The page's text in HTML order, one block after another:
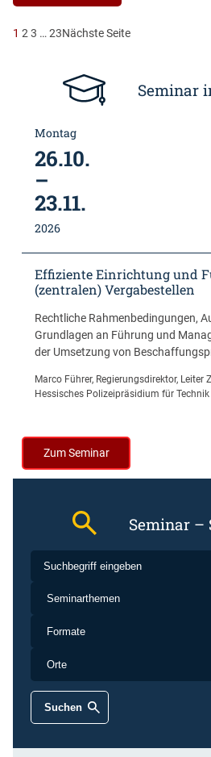
Erfolgreiche
Zweistufiger
1 2 3 … 23Nächste Seite
Seminar
Montag
26.10.
–
23.11.
2026
Effiziente Einrichtung und
(zentralen) Vergabestellen
Rechtliche Rahmenbedingungen,
Grundlagen an Führung und
der Umsetzung von
Marco Führer, Regierungsdirektor, Leiter
Hessisches Polizeipräsidium für
Zum Seminar
Seminar –
Suchen